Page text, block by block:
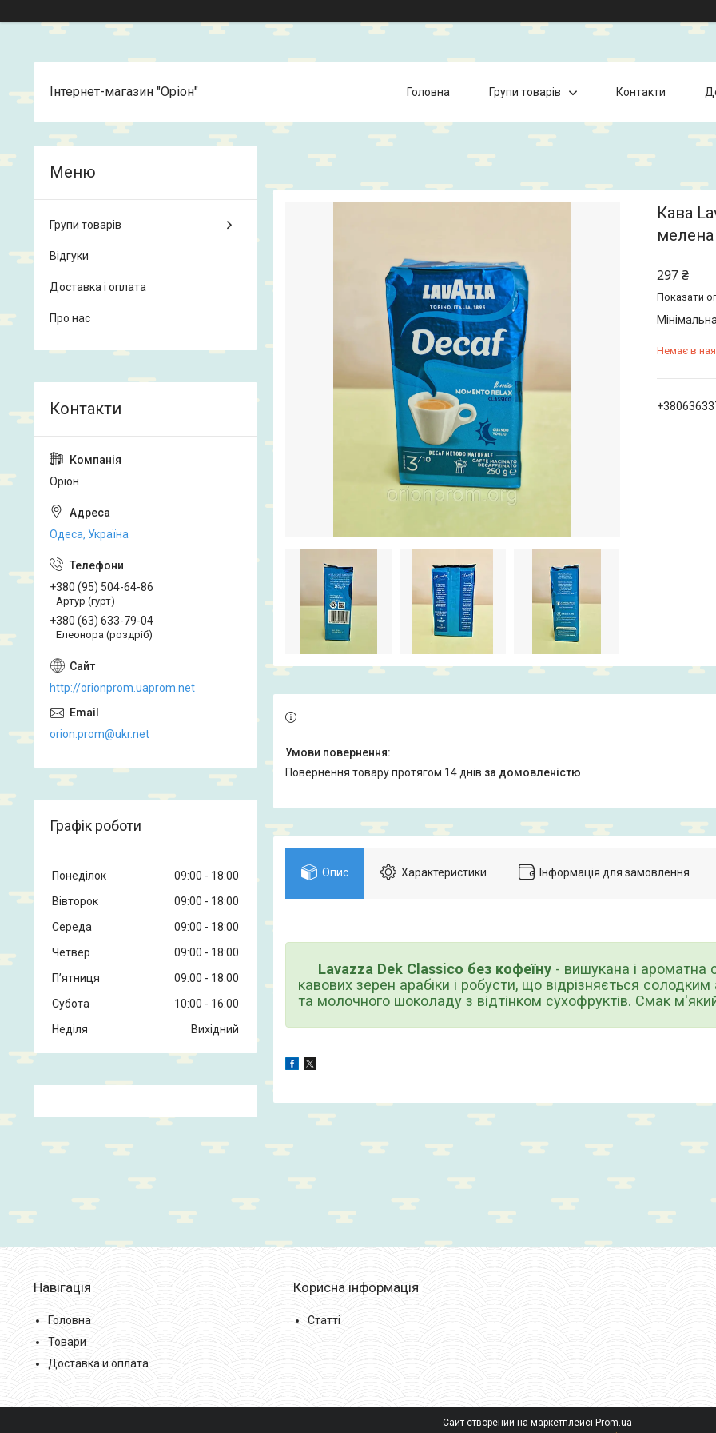
Інтернет-магазин "Оріон" Головна Групи товарів Контакти
Кава
мелена
297 ₴
Показати
Немає в
повернення товару протягом 14 днів за домовленістю
Опис Характеристики Інформація для замовлення
Lavazza Dek Classico без кофеїну - вишукана і ароматна
кавових зерен арабіки і робусти, що відрізняється
та молочного шоколаду з відтінком сухофруктів. Смак
Групи товарів
Відгуки
Доставка і оплата
Про нас
Оріон
Одеса, Україна
+380 (95) 504-64-86
Артур (гурт)
+380 (63) 633-79-04
Елеонора (роздріб)
http://orionprom.uaprom.net
orion.prom@ukr.net
Графік роботи
Понеділок 09:00
18:00
Вівторок
09:00
18:00
Середа
09:00
18:00
Четвер
09:00
18:00
Пʼятниця
09:00
18:00
Субота
10:00
16:00
Неділя
Вихідний
Навігація
Головна
Товари
Доставка и оплата
Корисна інформація
Статті
Сайт створений на маркетплейсі Prom.ua